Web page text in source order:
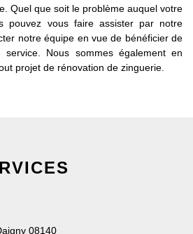
Quel que soit le problème auquel votre
pouvez vous faire assister par notre
notre équipe en vue de bénéficier de
service. Nous sommes également en
projet de rénovation de zinguerie.
08140